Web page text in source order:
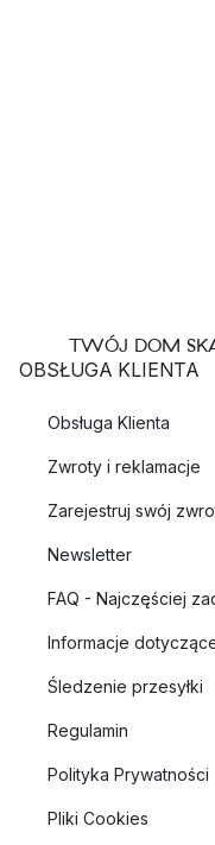
TWÓJ DOM
OBSŁUGA KLIENTA
Obsługa Klienta
Zwroty i reklamacje
Zarejestruj swój
Newsletter
FAQ - Najczęściej
Informacje
Śledzenie przesyłki
Regulamin
Polityka Prywatności
Pliki Cookies